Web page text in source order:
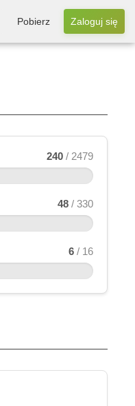
Pobierz Zaloguj się
240 / 2479
48 / 330
6 / 16